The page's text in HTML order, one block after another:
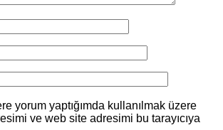
yorum yaptığımda kullanılmak üzere
ve web site adresimi bu tarayıcıya